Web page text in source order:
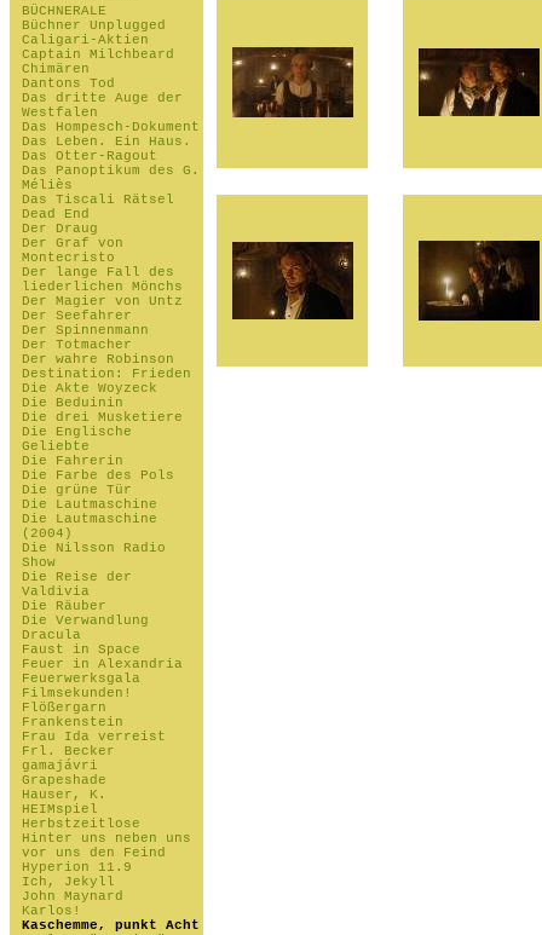
BÜCHNERALE
Büchner Unplugged
Caligari-Aktien
Captain Milchbeard
Chimären
Dantons Tod
Das dritte Auge der
Westfalen
Das Hompesch-Dokument
Das Leben. Ein Haus.
Das Otter-Ragout
Das Panoptikum des G.
Méliès
Das Tiscali Rätsel
Dead End
Der Draug
Der Graf von
Montecristo
Der lange Fall des
liederlichen Mönchs
Der Magier von Untz
Der Seefahrer
Der Spinnenmann
Der Totmacher
Der wahre Robinson
Destination: Frieden
Die Akte Woyzeck
Die Beduinin
Die drei Musketiere
Die Englische
Geliebte
Die Fahrerin
Die Farbe des Pols
Die grüne Tür
Die Lautmaschine
Die Lautmaschine
(2004)
Die Nilsson Radio
Show
Die Reise der
Valdivia
Die Räuber
Die Verwandlung
Dracula
Faust in Space
Feuer in Alexandria
Feuerwerksgala
Filmsekunden!
Flößergarn
Frankenstein
Frau Ida verreist
Frl. Becker
gamajávri
Grapeshade
Hauser, K.
HEIMspiel
Herbstzeitlose
Hinter uns neben uns
vor uns den Feind
Hyperion 11.9
Ich, Jekyll
John Maynard
Karlos!
Kaschemme, punkt Acht